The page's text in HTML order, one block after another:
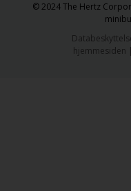
© 2024 The Hertz
hjemmesiden |